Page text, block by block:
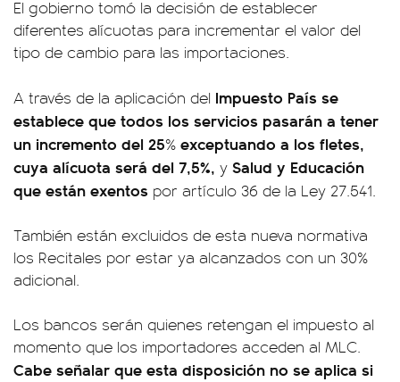
El gobierno tomó la decisión de establecer
diferentes alícuotas para incrementar el valor del
tipo de cambio para las importaciones.
A través de la aplicación del Impuesto País se
establece que todos los servicios pasarán a tener
un incremento del 25% exceptuando a los fletes,
cuya alícuota será del 7,5%, y Salud y Educación
que están exentos por artículo 36 de la Ley 27.541.
También están excluidos de esta nueva normativa
los Recitales por estar ya alcanzados con un 30%
adicional.
Los bancos serán quienes retengan el impuesto al
momento que los importadores acceden al MLC.
Cabe señalar que esta disposición no se aplica si